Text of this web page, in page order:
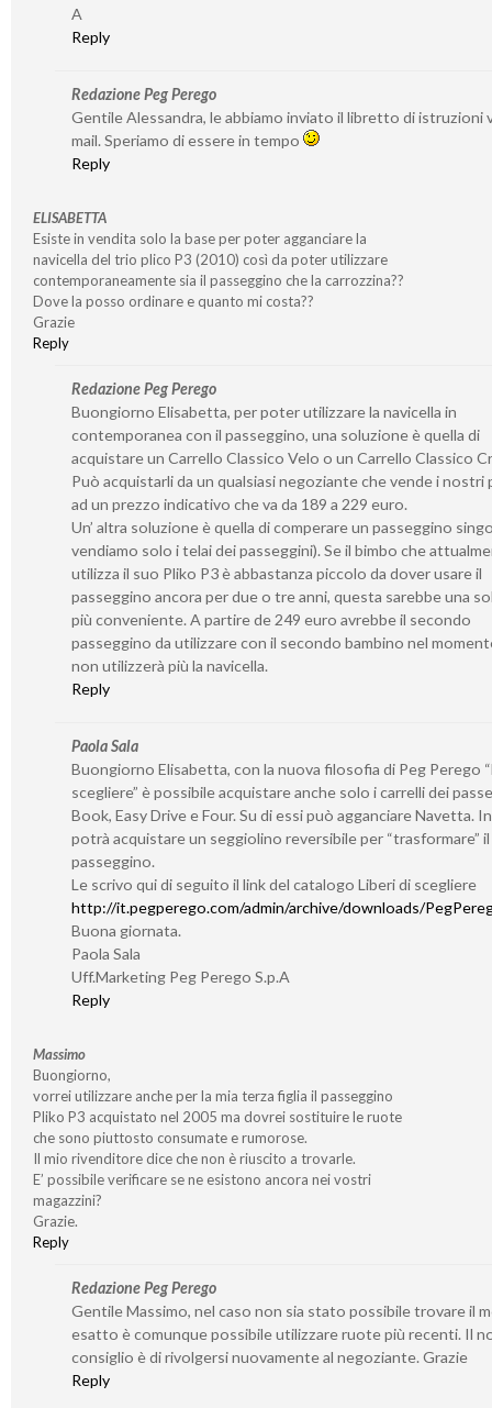
A
Reply
Redazione Peg Perego
Gentile Alessandra, le abbiamo inviato il libretto di istruzioni
mail. Speriamo di essere in tempo
Reply
ELISABETTA
Esiste in vendita solo la base per poter agganciare la
navicella del trio plico P3 (2010) così da poter utilizzare
contemporaneamente sia il passeggino che la carrozzina??
Dove la posso ordinare e quanto mi costa??
Grazie
Reply
Redazione Peg Perego
Buongiorno Elisabetta, per poter utilizzare la navicella in
contemporanea con il passeggino, una soluzione è quella di
acquistare un Carrello Classico Velo o un Carrello Classico
Può acquistarli da un qualsiasi negoziante che vende i
ad un prezzo indicativo che va da 189 a 229 euro.
Un’ altra soluzione è quella di comperare un passeggino
vendiamo solo i telai dei passeggini). Se il bimbo che
utilizza il suo Pliko P3 è abbastanza piccolo da dover usare il
passeggino ancora per due o tre anni, questa sarebbe una
più conveniente. A partire de 249 euro avrebbe il secondo
passeggino da utilizzare con il secondo bambino nel
non utilizzerà più la navicella.
Reply
Paola Sala
Buongiorno Elisabetta, con la nuova filosofia di Peg Perego
scegliere” è possibile acquistare anche solo i carrelli dei
Book, Easy Drive e Four. Su di essi può agganciare Navetta.
potrà acquistare un seggiolino reversibile per “trasformare”
passeggino.
Le scrivo qui di seguito il link del catalogo Liberi di scegliere
http://it.pegperego.com/admin/archive/downloads/
Buona giornata.
Paola Sala
Uff.Marketing Peg Perego S.p.A
Reply
Massimo
Buongiorno,
vorrei utilizzare anche per la mia terza figlia il passeggino
Pliko P3 acquistato nel 2005 ma dovrei sostituire le ruote
che sono piuttosto consumate e rumorose.
Il mio rivenditore dice che non è riuscito a trovarle.
E’ possibile verificare se ne esistono ancora nei vostri
magazzini?
Grazie.
Reply
Redazione Peg Perego
Gentile Massimo, nel caso non sia stato possibile trovare il
esatto è comunque possibile utilizzare ruote più recenti. Il
consiglio è di rivolgersi nuovamente al negoziante. Grazie
Reply